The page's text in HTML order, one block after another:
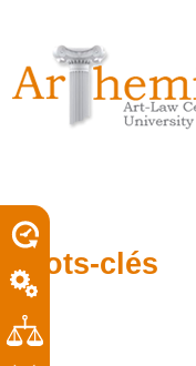
personnels
contenu.
à
la
navigation
Mots-clés